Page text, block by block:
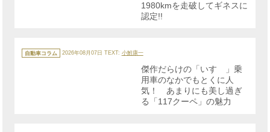
1980kmを走破してギネスに
認定!!
テ
ゴ
自動車コラム 2026年08月07日 TEXT: 小鮒康一
傑作だらけの「いすゞ」乗
用車のなかでもとくに人
気！ あまりにも美し過ぎ
る「117クーペ」の魅力